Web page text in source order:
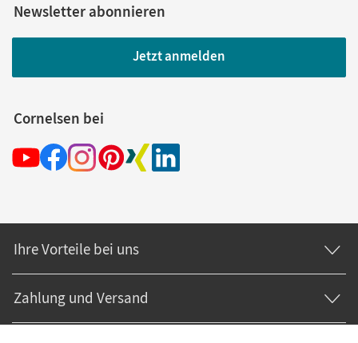
Newsletter abonnieren
Jetzt anmelden
Cornelsen bei
Ihre Vorteile bei uns
Zahlung und Versand